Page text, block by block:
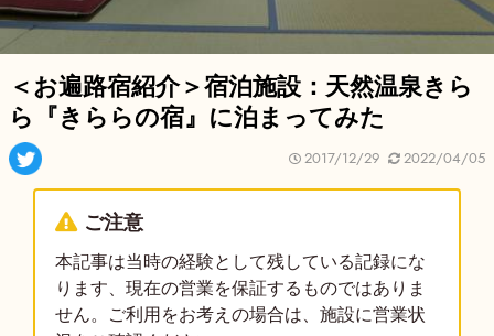
＜お遍路宿紹介＞宿泊施設：天然温泉きら
ら『きららの宿』に泊まってみた
2017/12/29 2022/04/05
ご注意
本記事は当時の経験として残している記録にな
ります、現在の営業を保証するものではありま
せん。ご利用をお考えの場合は、施設に営業状